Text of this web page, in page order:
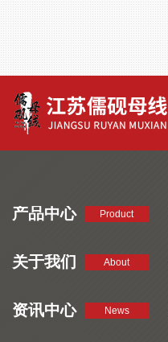
产品中心 Product
关于我们 About
资讯中心 News